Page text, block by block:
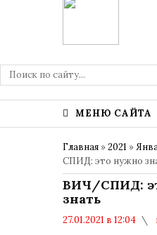
МЕНЮ САЙТА
Главная »2021 »
СПИД: это нужно
ВИЧ/СПИД:
знать
27.01.2021 в 12:04